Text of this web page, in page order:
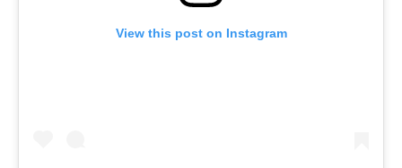
View this post on Instagram